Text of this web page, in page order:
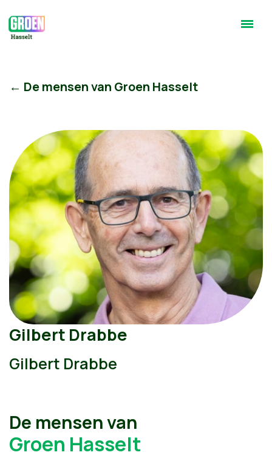
← De mensen van Groen Hasselt
Gilbert Drabbe
Gilbert Drabbe
De mensen van
Groen Hasselt